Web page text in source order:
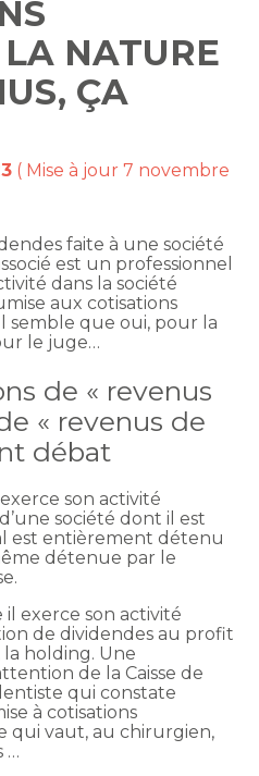
NATURE
ÇA
( Mise à jour 7 novembre
faite à une société
est un professionnel
dans la société
aux cotisations
semble que oui, pour la
le juge…
de « revenus
« revenus de
débat
son activité
société dont il est
est entièrement détenu
détenue par le
il exerce son activité
de dividendes au profit
la holding. Une
de la Caisse de
qui constate
à cotisations
qui vaut, au chirurgien,
…